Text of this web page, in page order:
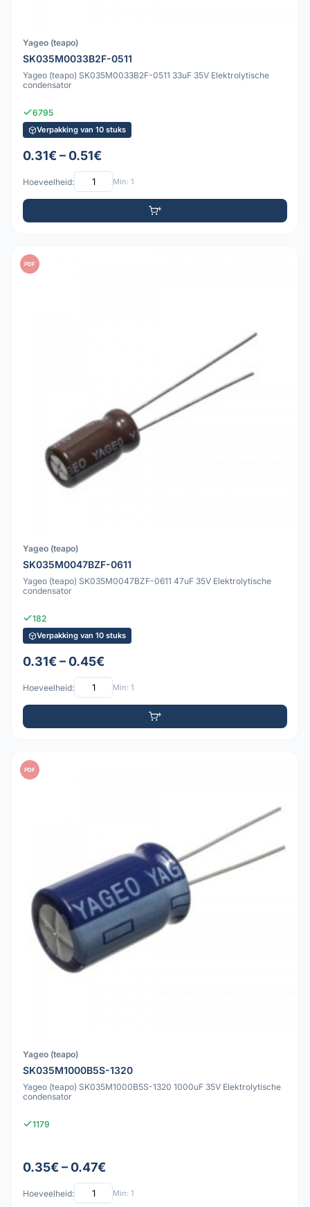
Yageo (teapo)
SK035M0033B2F-0511
Yageo (teapo) SK035M0033B2F-0511 33uF 35V Elektrolytische
condensator
6795
Verpakking van 10 stuks
0.31€ – 0.51€
Hoeveelheid: Min: 1
PDF
Yageo (teapo)
SK035M0047BZF-0611
Yageo (teapo) SK035M0047BZF-0611 47uF 35V Elektrolytische
condensator
182
Verpakking van 10 stuks
0.31€ – 0.45€
Hoeveelheid: Min: 1
PDF
Yageo (teapo)
SK035M1000B5S-1320
Yageo (teapo) SK035M1000B5S-1320 1000uF 35V Elektrolytische
condensator
1179
0.35€ – 0.47€
Hoeveelheid: Min: 1